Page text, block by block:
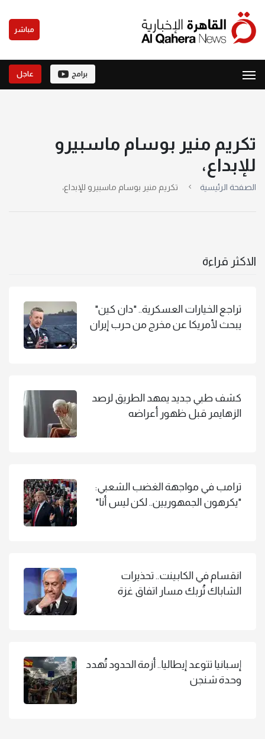
مباشر
برامج عاجل
تكريم منير بوسام ماسبيرو
للإبداع،
الصفحة الرئيسية تكريم منير بوسام ماسبيرو للإبداع،
الاكثر قراءة
تراجع الخيارات العسكرية.. "دان كين"
يبحث لأمريكا عن مخرج من حرب إيران
كشف طبي جديد يمهد الطريق لرصد
الزهايمر قبل ظهور أعراضه
ترامب في مواجهة الغضب الشعبي:
"يكرهون الجمهوريين.. لكن ليس أنا"
انقسام في الكابينت.. تحذيرات
الشاباك تُربك مسار اتفاق غزة
إسبانيا تتوعد إيطاليا.. أزمة الحدود تُهدد
وحدة شنجن